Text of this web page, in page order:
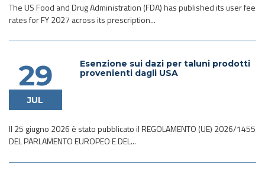
The US Food and Drug Administration (FDA) has published its user fee
rates for FY 2027 across its prescription...
29
JUL
Esenzione sui dazi per taluni prodotti
provenienti dagli USA
Il 25 giugno 2026 è stato pubblicato il REGOLAMENTO (UE) 2026/1455
DEL PARLAMENTO EUROPEO E DEL...